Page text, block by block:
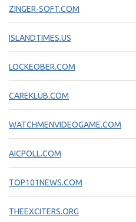
ZINGER-SOFT.COM
ISLANDTIMES.US
LOCKEOBER.COM
CAREKLUB.COM
WATCHMENVIDEOGAME.COM
AICPOLL.COM
TOP101NEWS.COM
THEEXCITERS.ORG